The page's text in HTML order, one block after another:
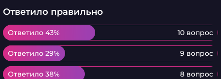
Ответило правильно
Ответило 43% 10 вопрос
Ответило 43%
Ответило 29% 9 вопрос
Ответило 29%
Ответило 38% 8 вопрос
Ответило 38%